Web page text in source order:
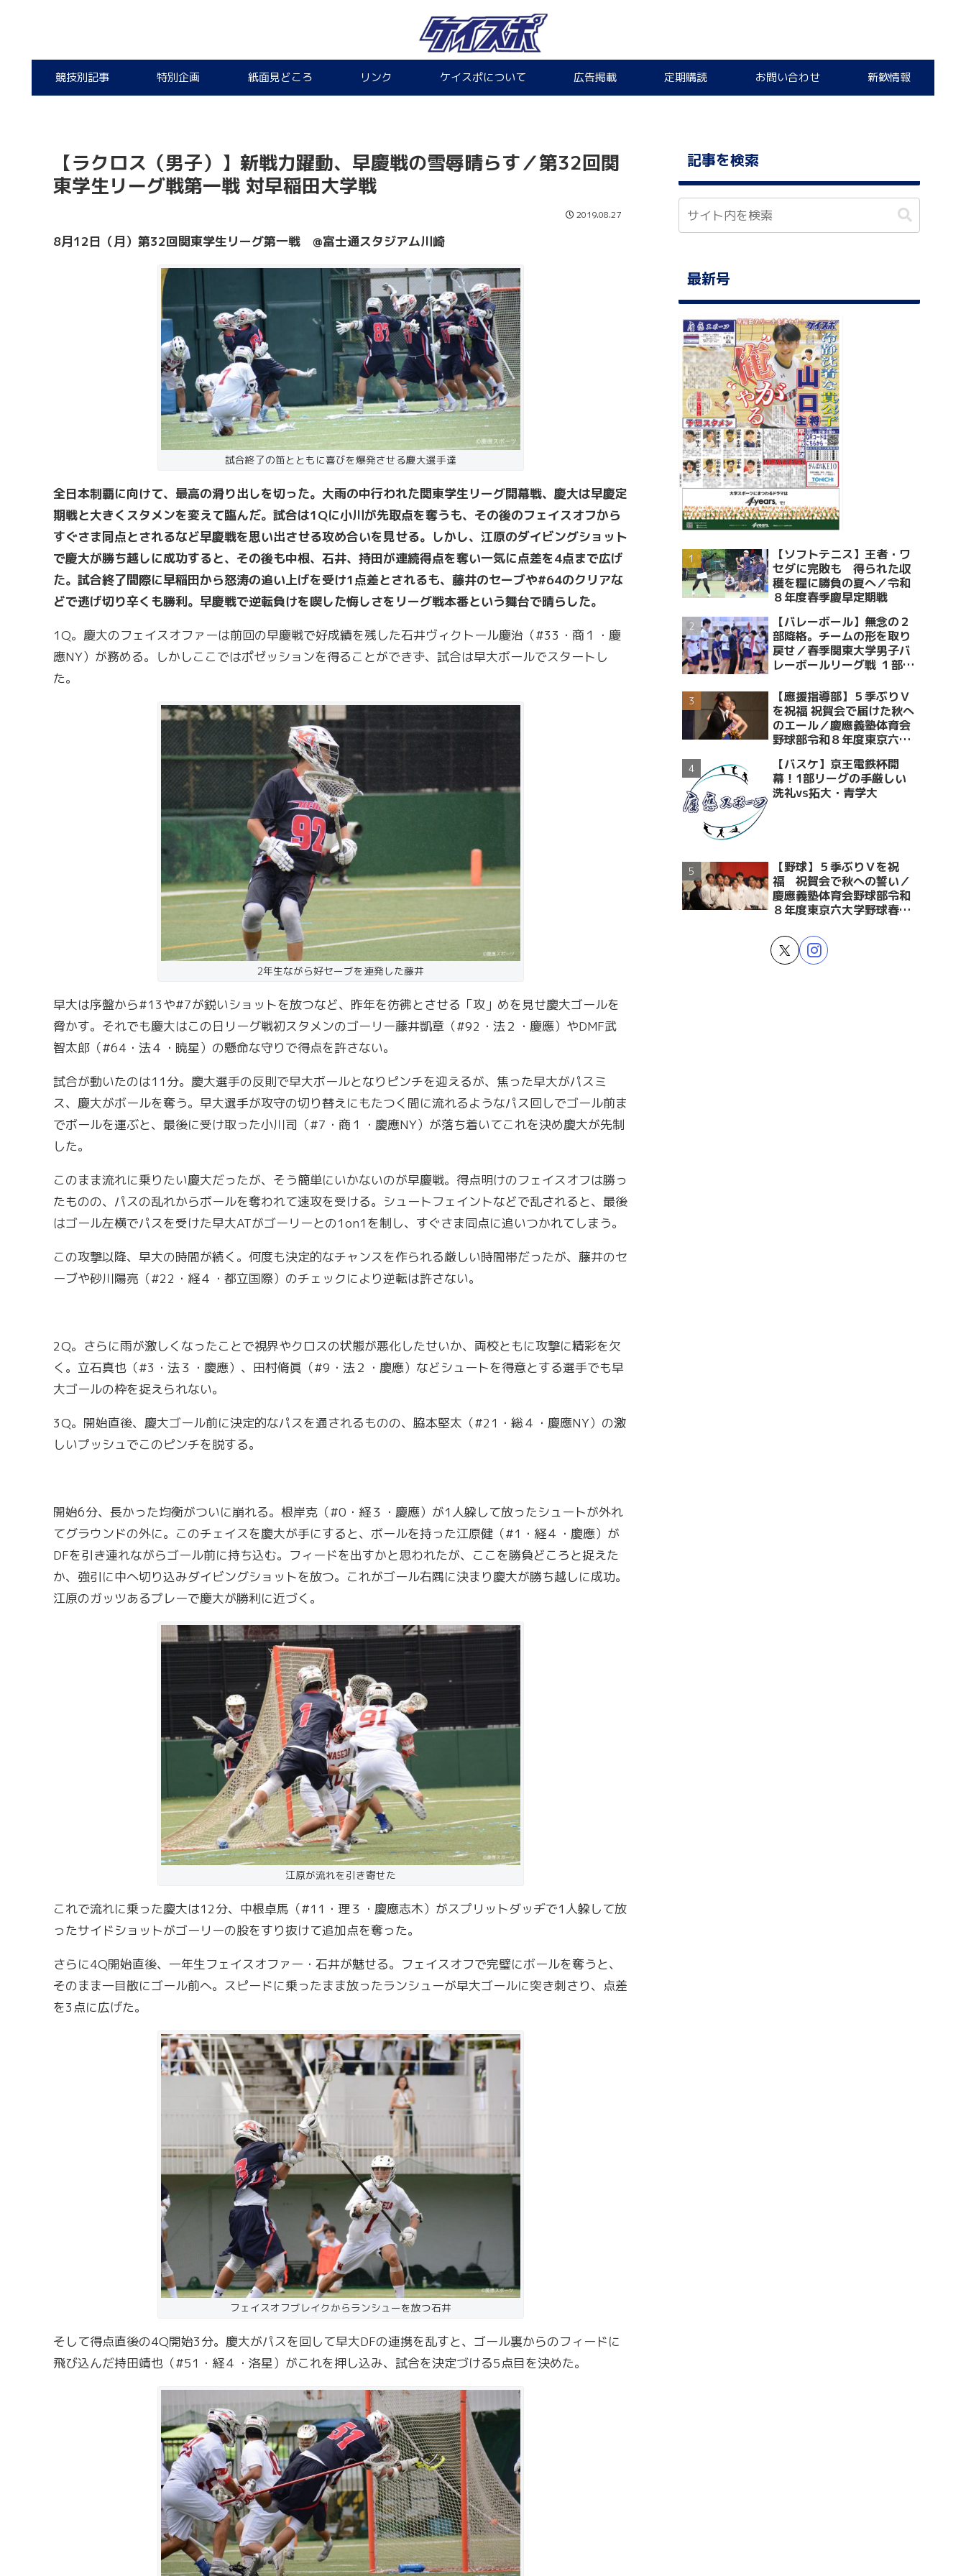
競技別記事 特別企画 紙面見どころ リンク ケイスポについて 広告掲載 定期購読 お問い合わせ 新歓情報
【ラクロス（男子）】新戦力躍動、早慶戦の雪辱晴らす／第32回関
東学生リーグ戦第一戦 対早稲田大学戦
2019.08.27
8月12日（月）第32回関東学生リーグ第一戦 @富士通スタジアム川崎
試合終了の笛とともに喜びを爆発させる慶大選手達
全日本制覇に向けて、最高の滑り出しを切った。大雨の中行われた関東学生リーグ開幕戦、慶大は早慶定
期戦と大きくスタメンを変えて臨んだ。試合は1Qに小川が先取点を奪うも、その後のフェイスオフから
すぐさま同点とされるなど早慶戦を思い出させる攻め合いを見せる。しかし、江原のダイビングショット
で慶大が勝ち越しに成功すると、その後も中根、石井、持田が連続得点を奪い一気に点差を4点まで広げ
た。試合終了間際に早稲田から怒涛の追い上げを受け1点差とされるも、藤井のセーブや#64のクリアな
どで逃げ切り辛くも勝利。早慶戦で逆転負けを喫した悔しさをリーグ戦本番という舞台で晴らした。
1Q。慶大のフェイスオファーは前回の早慶戦で好成績を残した石井ヴィクトール慶治（#33・商１・慶
應NY）が務める。しかしここではポゼッションを得ることができず、試合は早大ボールでスタートし
た。
2年生ながら好セーブを連発した藤井
早大は序盤から#13や#7が鋭いショットを放つなど、昨年を彷彿とさせる「攻」めを見せ慶大ゴールを
脅かす。それでも慶大はこの日リーグ戦初スタメンのゴーリー藤井凱章（#92・法２・慶應）やDMF武
智太郎（#64・法４・暁星）の懸命な守りで得点を許さない。
試合が動いたのは11分。慶大選手の反則で早大ボールとなりピンチを迎えるが、焦った早大がパスミ
ス、慶大がボールを奪う。早大選手が攻守の切り替えにもたつく間に流れるようなパス回しでゴール前ま
でボールを運ぶと、最後に受け取った小川司（#7・商１・慶應NY）が落ち着いてこれを決め慶大が先制
した。
このまま流れに乗りたい慶大だったが、そう簡単にいかないのが早慶戦。得点明けのフェイスオフは勝っ
たものの、パスの乱れからボールを奪われて速攻を受ける。シュートフェイントなどで乱されると、最後
はゴール左横でパスを受けた早大ATがゴーリーとの1on1を制し、すぐさま同点に追いつかれてしまう。
この攻撃以降、早大の時間が続く。何度も決定的なチャンスを作られる厳しい時間帯だったが、藤井のセ
ーブや砂川陽亮（#22・経４・都立国際）のチェックにより逆転は許さない。
2Q。さらに雨が激しくなったことで視界やクロスの状態が悪化したせいか、両校ともに攻撃に精彩を欠
く。立石真也（#3・法３・慶應）、田村脩眞（#9・法２・慶應）などシュートを得意とする選手でも早
大ゴールの枠を捉えられない。
3Q。開始直後、慶大ゴール前に決定的なパスを通されるものの、脇本堅太（#21・総４・慶應NY）の激
しいプッシュでこのピンチを脱する。
開始6分、長かった均衡がついに崩れる。根岸克（#0・経３・慶應）が1人躱して放ったシュートが外れ
てグラウンドの外に。このチェイスを慶大が手にすると、ボールを持った江原健（#1・経４・慶應）が
DFを引き連れながらゴール前に持ち込む。フィードを出すかと思われたが、ここを勝負どころと捉えた
か、強引に中へ切り込みダイビングショットを放つ。これがゴール右隅に決まり慶大が勝ち越しに成功。
江原のガッツあるプレーで慶大が勝利に近づく。
江原が流れを引き寄せた
これで流れに乗った慶大は12分、中根卓馬（#11・理３・慶應志木）がスプリットダッヂで1人躱して放
ったサイドショットがゴーリーの股をすり抜けて追加点を奪った。
さらに4Q開始直後、一年生フェイスオファー・石井が魅せる。フェイスオフで完璧にボールを奪うと、
そのまま一目散にゴール前へ。スピードに乗ったまま放ったランシューが早大ゴールに突き刺さり、点差
を3点に広げた。
フェイスオフブレイクからランシューを放つ石井
そして得点直後の4Q開始3分。慶大がパスを回して早大DFの連携を乱すと、ゴール裏からのフィードに
飛び込んだ持田靖也（#51・経４・洛星）がこれを押し込み、試合を決定づける5点目を決めた。
記事を検索
最新号
【ソフトテニス】王者・ワ
セダに完敗も 得られた収
穫を糧に勝負の夏へ／令和
８年度春季慶早定期戦
【バレーボール】無念の２
部降格。チームの形を取り
戻せ／春季関東大学男子バ
レーボールリーグ戦 １部・
【應援指導部】５季ぶりＶ
を祝福 祝賀会で届けた秋へ
のエール／慶應義塾体育会
野球部令和８年度東京六大
賀会～後編～
【バスケ】京王電鉄杯開
幕！1部リーグの手厳しい
洗礼vs拓大・青学大
【野球】５季ぶりＶを祝
福 祝賀会で秋への誓い／
慶應義塾体育会野球部令和
８年度東京六大学野球春季
～